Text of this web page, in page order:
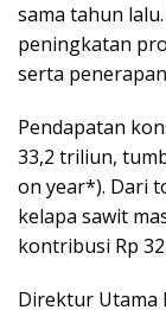
sama tahun
peningkatan
serta
Pendapatan
33,2 triliun,
on year*). Dari
kelapa sawit
kontribusi Rp
Direktur Utama